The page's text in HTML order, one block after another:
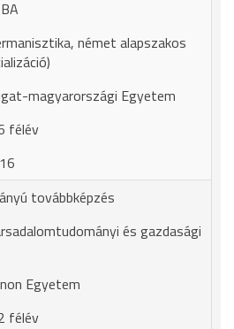
német alapszakos
magyarországi Egyetem
félév
továbbképzés
és gazdasági
Egyetem
félév